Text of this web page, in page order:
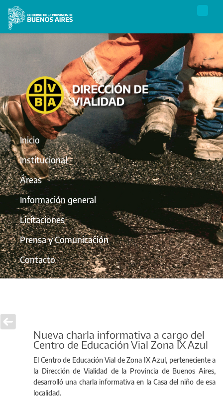
Inicio
Institucional
Áreas
Información general
Licitaciones
Prensa y Comunicación
Contacto
Nueva charla informativa a cargo del
Centro de Educación Vial Zona IX Azul
El Centro de Educación Vial de Zona IX Azul, perteneciente a
la Dirección de Vialidad de la Provincia de Buenos Aires,
desarrolló una charla informativa en la Casa del niño de esa
localidad.